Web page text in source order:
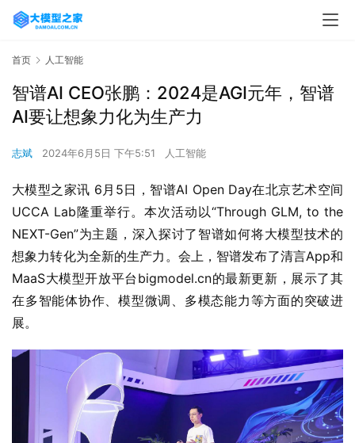
首页 人工智能
智谱AI CEO张鹏：2024是AGI元年，智谱
AI要让想象力化为生产力
志斌 2024年6月5日 下午5:51 人工智能
大模型之家讯 6月5日，智谱AI Open Day在北京艺术空间
UCCA Lab隆重举行。本次活动以“Through GLM, to the
NEXT-Gen”为主题，深入探讨了智谱如何将大模型技术的
想象力转化为全新的生产力。会上，智谱发布了清言App和
MaaS大模型开放平台bigmodel.cn的最新更新，展示了其
在多智能体协作、模型微调、多模态能力等方面的突破进
展。